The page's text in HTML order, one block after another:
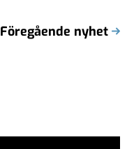
Föregående nyhet